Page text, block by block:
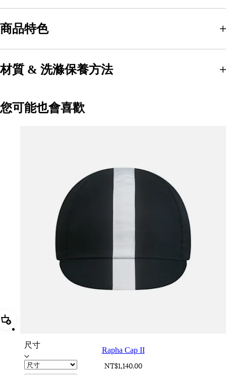
商品特色
材質 & 洗滌保養方法
您可能也會喜歡
加進購物籃 Rapha Cap II
尺寸
Rapha Cap II
NT$1,140.00